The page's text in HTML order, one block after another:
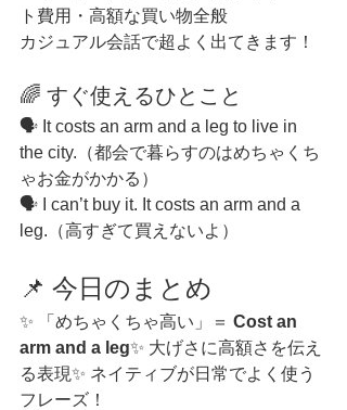
ト費用・高額な買い物全般
カジュアル会話で超よく出てきます！
🌈 すぐ使えるひとこと
🗣 It costs an arm and a leg to live in
the city.（都会で暮らすのはめちゃくち
ゃお金がかかる）
🗣 I can’t buy it. It costs an arm and a
leg.（高すぎて買えないよ）
📌 今日のまとめ
✨ 「めちゃくちゃ高い」＝ Cost an
arm and a leg✨ 大げさに高額さを伝え
る表現✨ ネイティブが日常でよく使う
フレーズ！